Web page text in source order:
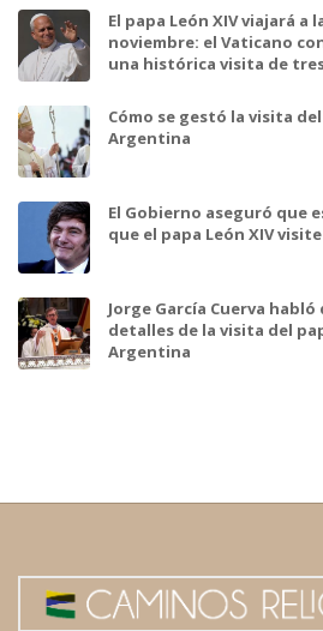
El papa León XIV viajará a
noviembre: el Vaticano
una histórica visita de
Cómo se gestó la visita
Argentina
El Gobierno aseguró que
que el papa León XIV
Jorge García Cuerva
detalles de la visita del
Argentina